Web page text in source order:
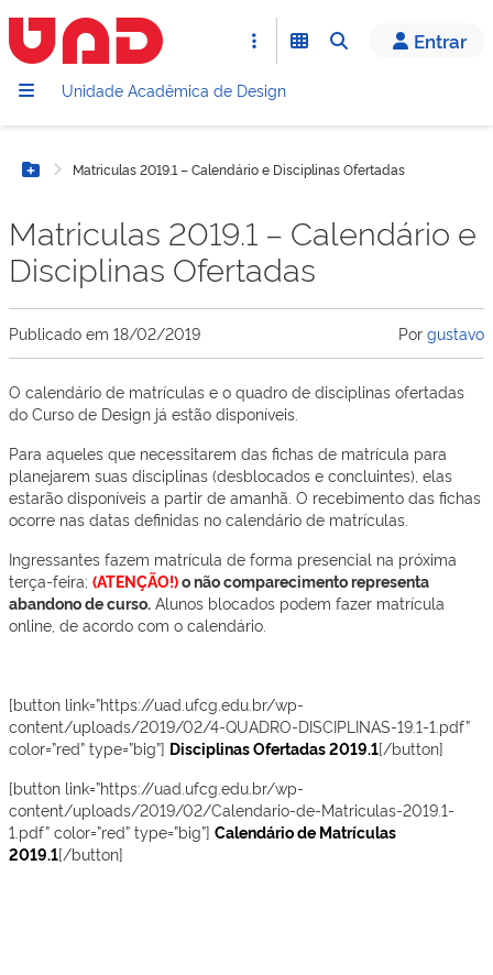
Entrar
Unidade Acadêmica de Design
Botão Menu
Matriculas 2019.1 – Calendário e Disciplinas Ofertadas
Matriculas 2019.1 – Calendário e
Disciplinas Ofertadas
Publicado em 18/02/2019 Por gustavo
O calendário de matrículas e o quadro de disciplinas ofertadas
do Curso de Design já estão disponíveis.
Para aqueles que necessitarem das fichas de matrícula para
planejarem suas disciplinas (desblocados e concluintes), elas
estarão disponíveis a partir de amanhã. O recebimento das fichas
ocorre nas datas definidas no calendário de matrículas.
Ingressantes fazem matrícula de forma presencial na próxima
terça-feira; (ATENÇÃO!)o não comparecimento representa
abandono de curso. Alunos blocados podem fazer matrícula
online, de acordo com o calendário.
[button link=”https://uad.ufcg.edu.br/wp-
content/uploads/2019/02/4-QUADRO-DISCIPLINAS-19.1-1.pdf”
color=”red” type=”big”] Disciplinas Ofertadas 2019.1[/button]
[button link=”https://uad.ufcg.edu.br/wp-
content/uploads/2019/02/Calendario-de-Matriculas-2019.1-
1.pdf” color=”red” type=”big”] Calendário de Matrículas
2019.1[/button]